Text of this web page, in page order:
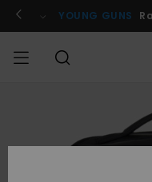
l'information
le
Se connecter /
YOUNG GUNS
Shop
Shop
Snow
Shop